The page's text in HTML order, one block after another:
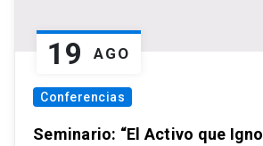
19 AGO
Conferencias
Seminario: “El Activo que